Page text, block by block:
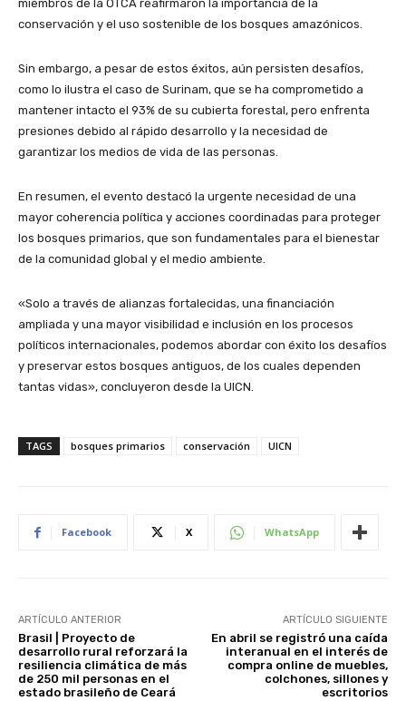
miembros de la OTCA reafirmaron la importancia de la
conservación y el uso sostenible de los bosques amazónicos.
Sin embargo, a pesar de estos éxitos, aún persisten desafíos,
como lo ilustra el caso de Surinam, que se ha comprometido a
mantener intacto el 93% de su cubierta forestal, pero enfrenta
presiones debido al rápido desarrollo y la necesidad de
garantizar los medios de vida de las personas.
En resumen, el evento destacó la urgente necesidad de una
mayor coherencia política y acciones coordinadas para proteger
los bosques primarios, que son fundamentales para el bienestar
de la comunidad global y el medio ambiente.
«Solo a través de alianzas fortalecidas, una financiación
ampliada y una mayor visibilidad e inclusión en los procesos
políticos internacionales, podemos abordar con éxito los desafíos
y preservar estos bosques antiguos, de los cuales dependen
tantas vidas», concluyeron desde la UICN.
TAGS bosques primarios conservación UICN
Facebook X WhatsApp
ARTÍCULO ANTERIOR
Brasil | Proyecto de
desarrollo rural reforzará la
resiliencia climática de más
de 250 mil personas en el
estado brasileño de Ceará
ARTÍCULO SIGUIENTE
En abril se registró una caída
interanual en el interés de
compra online de muebles,
colchones, sillones y
escritorios